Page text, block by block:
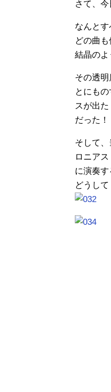
さて、
なんと
どの曲
結晶の
その透
とにも
スが出
だった
そして
ロニア
に演奏
どうし